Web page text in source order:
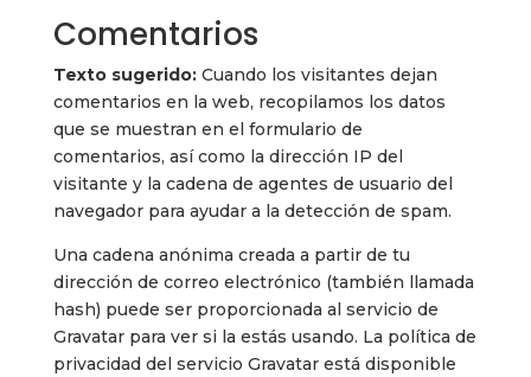
Comentarios
Texto sugerido: Cuando los visitantes dejan
comentarios en la web, recopilamos los datos
que se muestran en el formulario de
comentarios, así como la dirección IP del
visitante y la cadena de agentes de usuario del
navegador para ayudar a la detección de spam.
Una cadena anónima creada a partir de tu
dirección de correo electrónico (también llamada
hash) puede ser proporcionada al servicio de
Gravatar para ver si la estás usando. La política de
privacidad del servicio Gravatar está disponible